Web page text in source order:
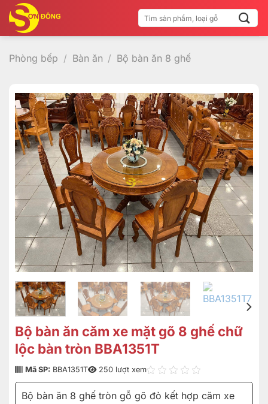
qua
nội
dung
Tìm
kiếm:
Phòng bếp / Bàn ăn / Bộ bàn ăn 8 ghế
Bộ bàn ăn căm xe mặt gõ 8 ghế chữ
lộc bàn tròn BBA1351T
Mã SP: BBA1351T 250 lượt xem
Bộ bàn ăn 8 ghế tròn gỗ gõ đỏ kết hợp căm xe